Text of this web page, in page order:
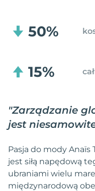
50%
15%
"Zarządzanie
jest
Pasja do mody Anaïs
jest siłą napędową
ubraniami wielu
międzynarodową